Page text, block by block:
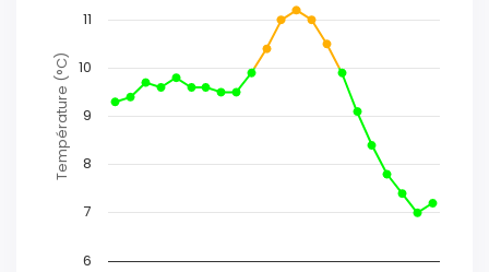
Température (°C)
6
7
8
9
10
11